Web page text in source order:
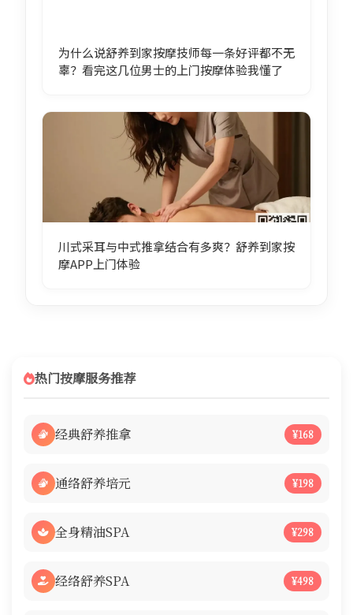
为什么说舒养到家按摩技师每一条好评都不无
辜？看完这几位男士的上门按摩体验我懂了
川式采耳与中式推拿结合有多爽？舒养到家按
摩APP上门体验
热门按摩服务推荐
经典舒养推拿 ¥168
通络舒养培元 ¥198
全身精油SPA ¥298
经络舒养SPA ¥498